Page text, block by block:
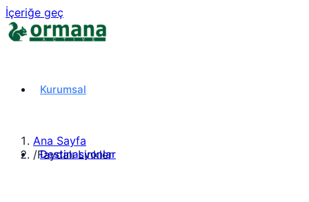
İçeriğe geç
Kurumsal
Destinasyonlar
Ana Sayfa
/Faydalı Linkler